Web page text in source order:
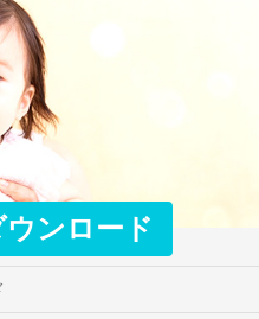
ンロード